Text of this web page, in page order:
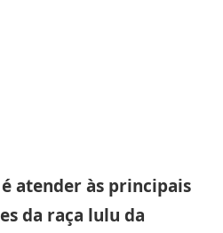
atender às principais
da raça lulu da